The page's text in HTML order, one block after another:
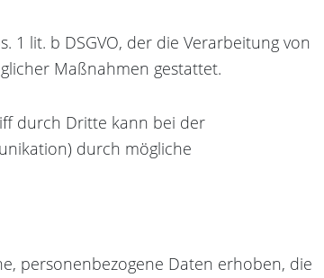
1 lit. b DSGVO, der die Verarbeitung von
Maßnahmen gestattet.
durch Dritte kann bei der
durch mögliche
personenbezogene Daten erhoben, die